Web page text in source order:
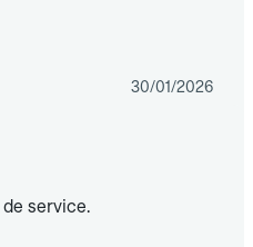
30/01/2026
service.